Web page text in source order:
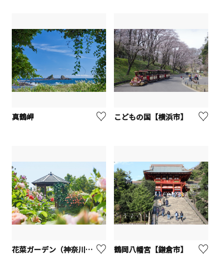
真鶴岬 こどもの国【横浜市】
花菜ガーデン（神奈川県立花と緑のふれあいセンター）【平塚市】 鶴岡八幡宮【鎌倉市】